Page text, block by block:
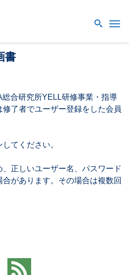
書
合研究所YELL研修事業・指導
了者でユーザー登録をした会員
てください。
正しいユーザー名、パスワード
があります。その場合は複数回